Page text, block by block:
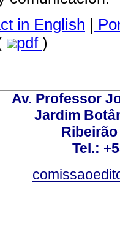
in English |
pdf )
Av. Professor
Jardim
Tel.: